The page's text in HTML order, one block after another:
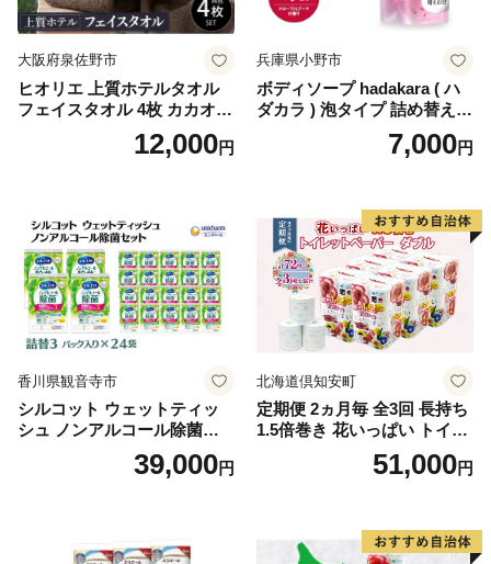
大阪府泉佐野市
ヒオリエ 上質ホテルタオル
フェイスタオル 4枚 カカオ
【タオル 泉州タオル 吸水 普
段使い 無地 シンプル 日用品
12,000円
兵庫県小野市
ボディソープ hadakara ( ハ
ダカラ ) 泡タイプ 詰め替え 4
40ml×4袋 ボディーソープ 泡
ボディソープ 泡 日用品 消耗
泡石鹸 石鹸 兵庫 兵庫県 小野
7,000円
香川県観音寺市
シルコット ウェットティッ
シュ ノンアルコール除菌詰
替（43枚×3P）×24袋 日用品
おもちゃ 拭き取り 手拭き 外
39,000円
北海道倶知安町
定期便 2ヵ月毎 全3回 長持ち
1.5倍巻き 花いっぱい トイレ
ットペーパー ダブル 45ｍ 計
72ロール 全18種 花柄 プリン
ー 消耗品 備蓄 送料無料 北海
道 倶知安町 日用品
51,000円